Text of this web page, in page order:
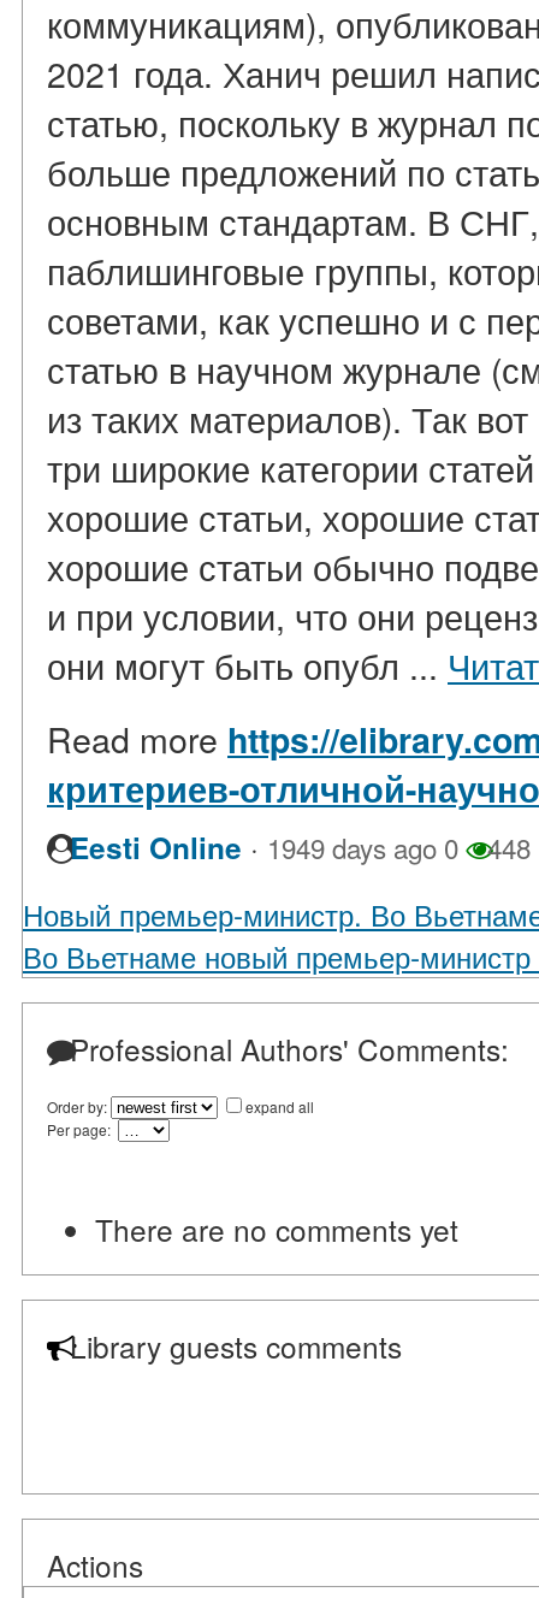
коммуникациям),
2021 года. Ханич решил
статью, поскольку в журнал
больше предложений по
основным стандартам. В СНГ,
паблишинговые группы,
советами, как успешно и с
статью в научном журнале
из таких материалов). Так
три широкие категории
хорошие статьи, хорошие
хорошие статьи обычно
и при условии, что они
они могут быть опубл ...
Read more https://
критериев-отличной-
Eesti Online · 1949 days ago 0 448
Новый премьер-министр. Во
Во Вьетнаме новый премьер-министр
Professional Authors' Comments:
Order by:
expand all
Per page:
There are no comments yet
Library guests comments
Actions